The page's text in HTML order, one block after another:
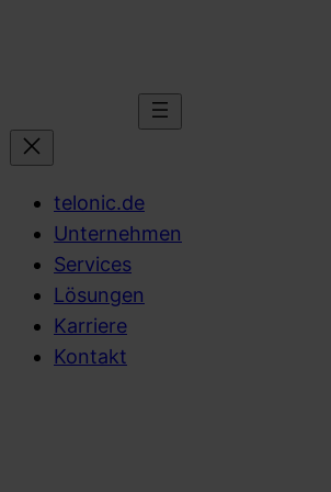
telonic.de
Unternehmen
Services
Lösungen
Karriere
Kontakt